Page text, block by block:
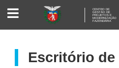
CENTRO DE
GESTÃO DE
PROJETOS E
MODERNIZAÇÃO
FAZENDÁRIA
Escritório de